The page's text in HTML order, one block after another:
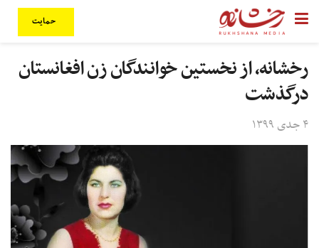
حمایت
رخشانه، از نخستین خوانندگان زن افغانستان
درگذشت
۴ جدی ۱۳۹۹